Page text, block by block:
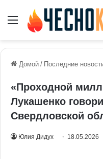
Меню
Домой / Последние
«Проходной
Лукашенко
Свердловской
Юлия Дидух 18.05.2026